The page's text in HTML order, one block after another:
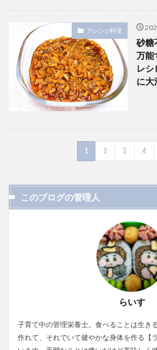
アレンジ料理
砂糖
万能
レシ
に大
1 2 3 4
このブログの管理人
らいす
子育て中の管理栄養士。食べることは生き
作れて、それでいて健やかな身体を作る【